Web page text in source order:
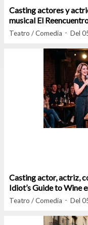
Casting actores y
musical El
Teatro / Comedia Del
Casting actor, actriz,
Idiot’s Guide to Wine
Teatro / Comedia Del